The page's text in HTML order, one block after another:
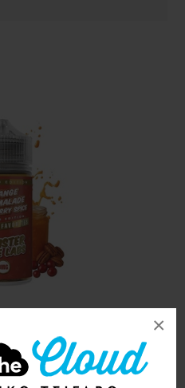
×
Orange